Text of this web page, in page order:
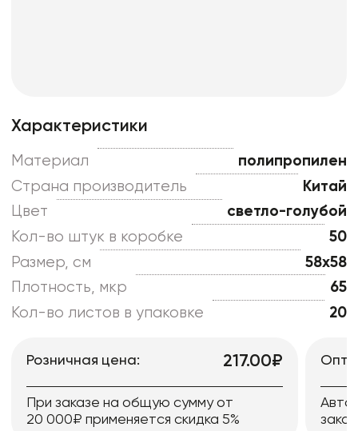
Характеристики
Материал
полипропилен
Страна производитель
Китай
Цвет
светло-голубой
Кол-во штук в коробке
50
Размер, см
58x58
Плотность, мкр
65
Кол-во листов в упаковке
20
Розничная цена: 217.00₽
При заказе на общую сумму от
20 000₽ применяется скидка 5%